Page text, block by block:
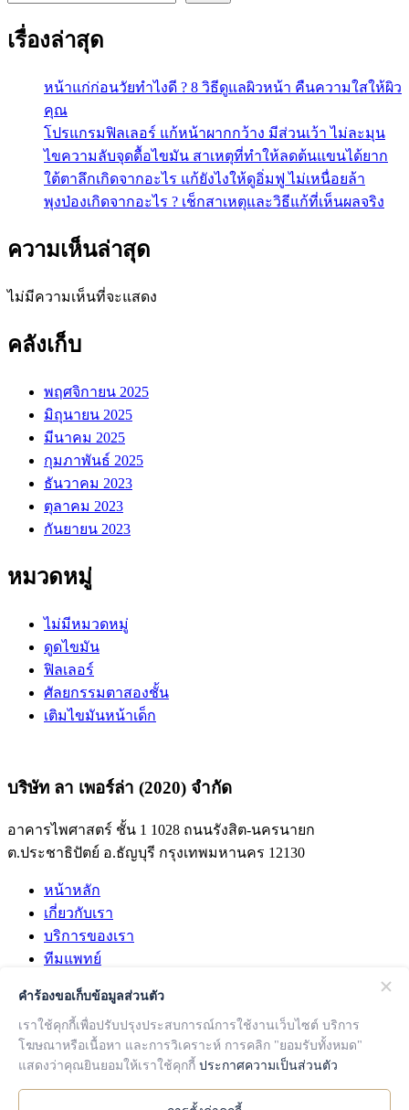
เรื่องล่าสุด
หน้าแก่ก่อนวัยทำไงดี ? 8 วิธีดูแลผิวหน้า คืนความใสให้ผิว
คุณ
โปรแกรมฟิลเลอร์ แก้หน้าผากกว้าง มีส่วนเว้า ไม่ละมุน
ไขความลับจุดดื้อไขมัน สาเหตุที่ทำให้ลดต้นแขนได้ยาก
ใต้ตาลึกเกิดจากอะไร แก้ยังไงให้ดูอิ่มฟู ไม่เหนื่อยล้า
พุงป่องเกิดจากอะไร ? เช็กสาเหตุและวิธีแก้ที่เห็นผลจริง
ความเห็นล่าสุด
ไม่มีความเห็นที่จะแสดง
คลังเก็บ
พฤศจิกายน 2025
มิถุนายน 2025
มีนาคม 2025
กุมภาพันธ์ 2025
ธันวาคม 2023
ตุลาคม 2023
กันยายน 2023
หมวดหมู่
ไม่มีหมวดหมู่
ดูดไขมัน
ฟิลเลอร์
ศัลยกรรมตาสองชั้น
เติมไขมันหน้าเด็ก
บริษัท ลา เพอร์ล่า (2020) จำกัด
อาคารไพศาสตร์ ชั้น 1 1028 ถนนรังสิต-นครนายก
ต.ประชาธิปัตย์ อ.ธัญบุรี กรุงเทพมหานคร 12130
หน้าหลัก
เกี่ยวกับเรา
บริการของเรา
ทีมแพทย์
บทความ
ติดต่อเรา
Follow Us
คำร้องขอเก็บข้อมูลส่วนตัว
เราใช้คุกกี้เพื่อปรับปรุงประสบการณ์การใช้งานเว็บไซต์ บริการ
โฆษณาหรือเนื้อหา และการวิเคราะห์ การคลิก "ยอมรับทั้งหมด"
แสดงว่าคุณยินยอมให้เราใช้คุกกี้ ประกาศความเป็นส่วนตัว